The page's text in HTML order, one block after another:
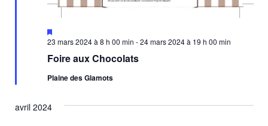
n
Foire aux Chocolats
en
23 mars 2024 à 8 h 00 min -24 mars 2024 à 19 h 00 min
Plaine des Glamots
avril 2024